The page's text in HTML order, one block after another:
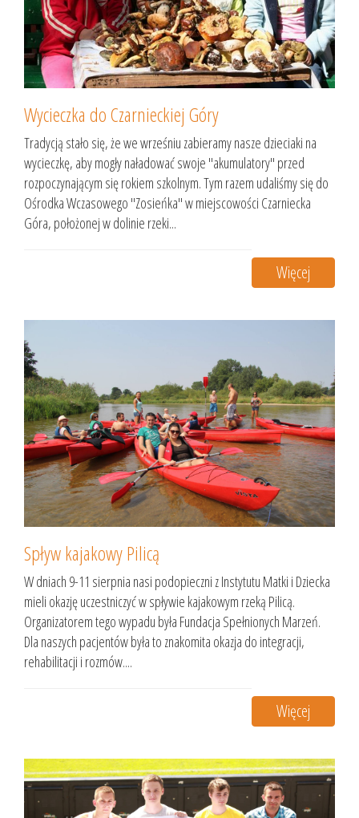
Wycieczka do Czarnieckiej Góry
Tradycją stało się, że we wrześniu zabieramy nasze dzieciaki na
wycieczkę, aby mogły naładować swoje "akumulatory" przed
rozpoczynającym się rokiem szkolnym. Tym razem udaliśmy się do
Ośrodka Wczasowego "Zosieńka" w miejscowości Czarniecka
Góra, położonej w dolinie rzeki...
Więcej
Spływ kajakowy Pilicą
W dniach 9-11 sierpnia nasi podopieczni z Instytutu Matki i Dziecka
mieli okazję uczestniczyć w spływie kajakowym rzeką Pilicą.
Organizatorem tego wypadu była Fundacja Spełnionych Marzeń.
Dla naszych pacjentów była to znakomita okazja do integracji,
rehabilitacji i rozmów....
Więcej